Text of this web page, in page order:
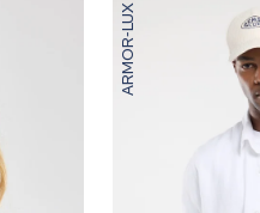
ARMOR-LUX